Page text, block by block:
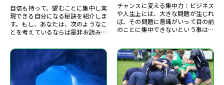
自信も持って、望むことに集中し実
現できる自分になる秘訣を紹介しま
す。もし、あなたは、次のようなこ
とを考えているならば是非お読みく
できる自分になりたい。・望みを叶
えられる自分になりたい。・望みを
叶えるツールを持ちたい。それをク
リアーする潜在意識を活用した二つ
の方向を紹介します。
チャンスに変える集中力：ビジネス
や人生上には、大きな問題が生じれ
ば、その問題に意識がいって目の前
のことに集中できないという事は、